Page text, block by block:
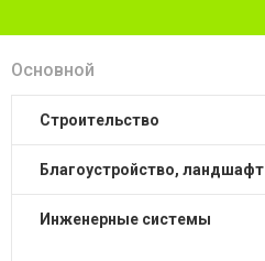
Основной
строительство
благоустройство, ландшафт
инженерные системы